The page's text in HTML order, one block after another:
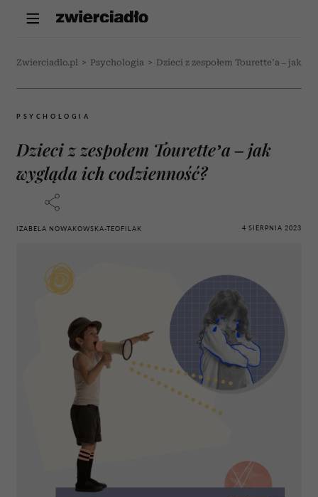
Zwierciadlo.pl > Psychologia > Dzieci z zespołem Tourette’a – jak
PSYCHOLOGIA
Dzieci z zespołem Tourette’a – jak
wygląda ich codzienność?
IZABELA NOWAKOWSKA-TEOFILAK 4 SIERPNIA 2023